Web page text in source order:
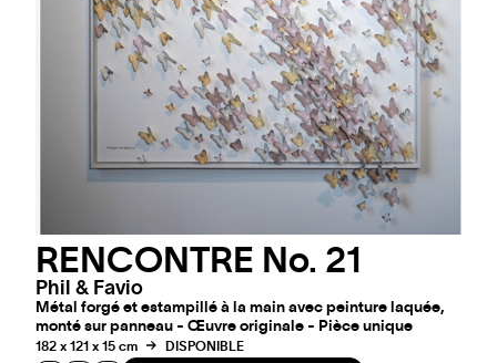
RENCONTRE No. 21
Phil & Favio
Métal forgé et estampillé à la main avec peinture laquée,
monté sur panneau - Œuvre originale - Pièce unique
182 x 121 x 15 cm
DISPONIBLE